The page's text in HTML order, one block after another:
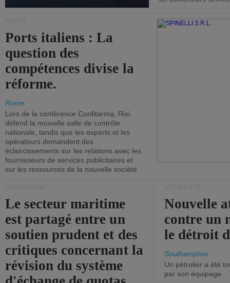
Ports italiens : La
question des
compétences divise la
réforme.
Rome
Lors de la conférence Confitarma, Rixi
défend la nouvelle salle de contrôle
nationale, tandis que les experts et les
opérateurs demandent des
éclaircissements sur les relations avec les
fournisseurs de services publicitaires et
sur les ressources de la nouvelle société.
Le secteur maritime
est partagé entre un
soutien prudent et des
critiques concernant la
révision du système
Nouvelle
contre un
le détroit
Southampton
Un pétrolier a été
par son équipage.